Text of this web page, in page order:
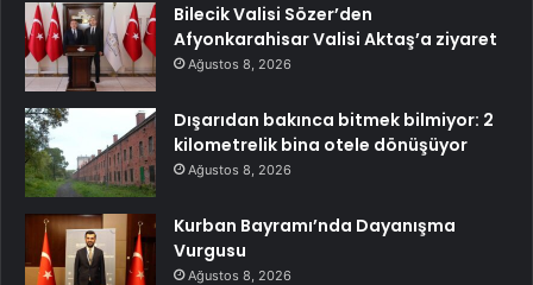
Bilecik Valisi Sözer’den
Afyonkarahisar Valisi Aktaş’a ziyaret
Ağustos 8, 2026
Dışarıdan bakınca bitmek bilmiyor: 2
kilometrelik bina otele dönüşüyor
Ağustos 8, 2026
Kurban Bayramı’nda Dayanışma
Vurgusu
Ağustos 8, 2026